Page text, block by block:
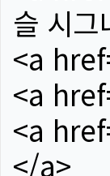
슬 시
<a
<a
<a
</a>